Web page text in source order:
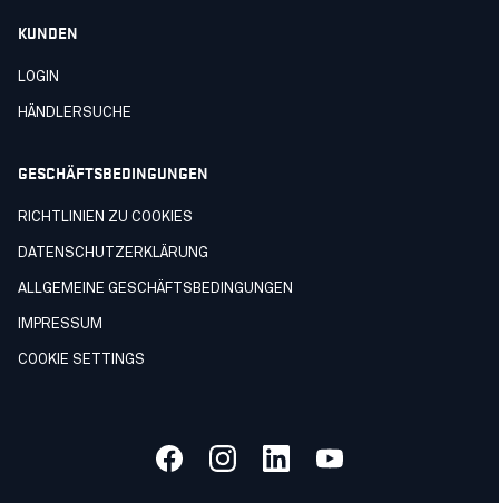
KUNDEN
LOGIN
HÄNDLERSUCHE
GESCHÄFTSBEDINGUNGEN
RICHTLINIEN ZU COOKIES
DATENSCHUTZERKLÄRUNG
ALLGEMEINE GESCHÄFTSBEDINGUNGEN
IMPRESSUM
COOKIE SETTINGS